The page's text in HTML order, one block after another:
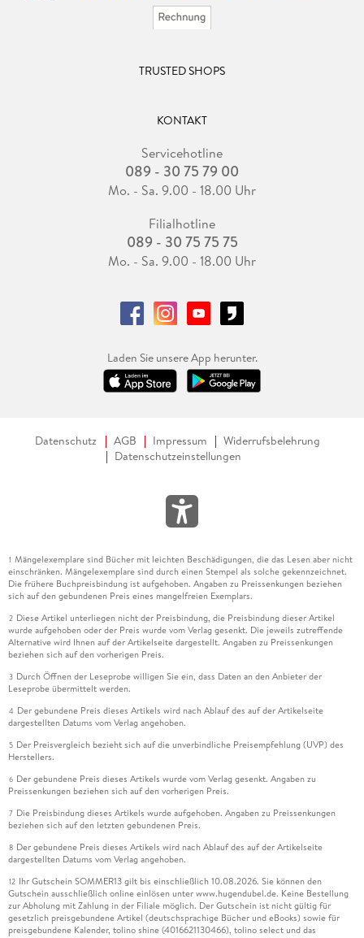
TRUSTED SHOPS
KONTAKT
Servicehotline
089 - 30 75 79 00
Mo. - Sa. 9.00 - 18.00 Uhr
Filialhotline
089 - 30 75 75 75
Mo. - Sa. 9.00 - 18.00 Uhr
Laden Sie unsere App herunter.
Datenschutz AGB Impressum
Widerrufsbelehrung
Datenschutzeinstellungen
1 Mängelexemplare sind Bücher mit leichten Beschädigungen, die das Lesen aber nicht
einschränken. Mängelexemplare sind durch einen Stempel als solche gekennzeichnet.
Die frühere Buchpreisbindung ist aufgehoben. Angaben zu Preissenkungen beziehen
sich auf den gebundenen Preis eines mangelfreien Exemplars.
2 Diese Artikel unterliegen nicht der Preisbindung, die Preisbindung dieser Artikel
wurde aufgehoben oder der Preis wurde vom Verlag gesenkt. Die jeweils zutreffende
Alternative wird Ihnen auf der Artikelseite dargestellt. Angaben zu Preissenkungen
beziehen sich auf den vorherigen Preis.
3 Durch Öffnen der Leseprobe willigen Sie ein, dass Daten an den Anbieter der
Leseprobe übermittelt werden.
4 Der gebundene Preis dieses Artikels wird nach Ablauf des auf der Artikelseite
dargestellten Datums vom Verlag angehoben.
5 Der Preisvergleich bezieht sich auf die unverbindliche Preisempfehlung (UVP) des
Herstellers.
6 Der gebundene Preis dieses Artikels wurde vom Verlag gesenkt. Angaben zu
Preissenkungen beziehen sich auf den vorherigen Preis.
7 Die Preisbindung dieses Artikels wurde aufgehoben. Angaben zu Preissenkungen
beziehen sich auf den letzten gebundenen Preis.
8 Der gebundene Preis dieses Artikels wird nach Ablauf des auf der Artikelseite
dargestellten Datums vom Verlag angehoben.
12 Ihr Gutschein SOMMER13 gilt bis einschließlich 10.08.2026. Sie können den
Gutschein ausschließlich online einlösen unter www.hugendubel.de. Keine Bestellung
zur Abholung mit Zahlung in der Filiale möglich. Der Gutschein ist nicht gültig für
gesetzlich preisgebundene Artikel (deutschsprachige Bücher und eBooks) sowie für
preisgebundene Kalender, tolino shine (4016621130466), tolino select und das